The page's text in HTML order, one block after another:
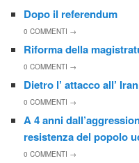
Dopo il referendum
0COMMENTI →
Riforma della
0COMMENTI →
Dietro l’ attacco all’ Iran
0COMMENTI →
A 4 anni
resistenza del popolo
0COMMENTI →